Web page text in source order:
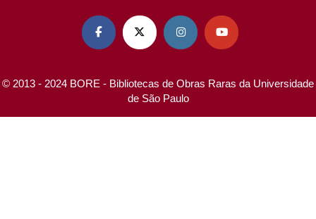
   
© 2013 - 2024 BORE - Bibliotecas de Obras Raras da Universidade
de São Paulo